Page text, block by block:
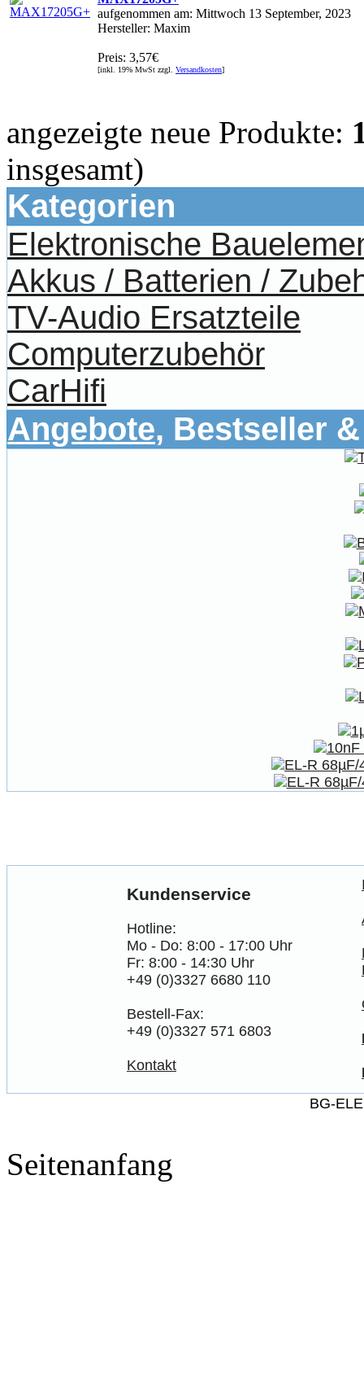
aufgenommen am: Mittwoch 13 September, 2023
Hersteller: Maxim
Preis: 3,57€
[inkl. 19% MwSt zzgl. Versandkosten]
angezeigte neue Produkte:
insgesamt)
Kategorien
Elektronische
Akkus / Batterien /
TV-Audio Ersatzteile
Computerzubehör
CarHifi
Angebote, Bestseller
Kundenservice
Hotline:
Mo - Do: 8:00 - 17:00 Uhr
Fr: 8:00 - 14:30 Uhr
+49 (0)3327 6680 110
Bestell-Fax:
+49 (0)3327 571 6803
Kontakt
BG-
Seitenanfang